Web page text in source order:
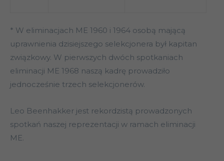
* W eliminacjach ME 1960 i 1964 osobą mającą
uprawnienia dzisiejszego selekcjonera był kapitan
związkowy. W pierwszych dwóch spotkaniach
eliminacji ME 1968 naszą kadrę prowadziło
jednocześnie trzech selekcjonerów.
Leo Beenhakker jest rekordzistą prowadzonych
spotkań naszej reprezentacji w ramach eliminacji
ME.